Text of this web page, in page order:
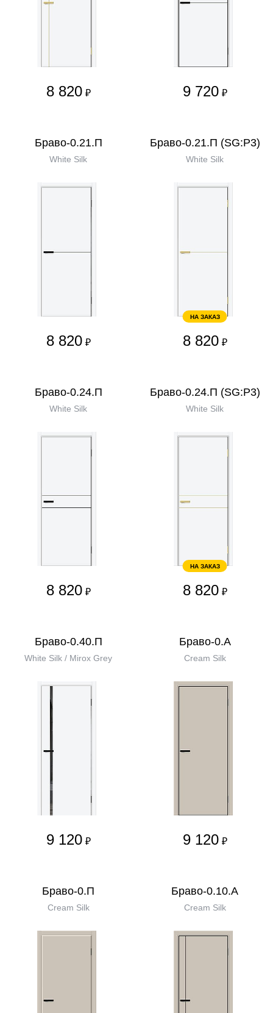
8 820 ₽ 9 720 ₽
Браво-0.21.П
White Silk
8 820 ₽
Браво-0.21.П (SG:P3)
White Silk
НА ЗАКАЗ
8 820 ₽
Браво-0.24.П
White Silk
8 820 ₽
Браво-0.24.П (SG:P3)
White Silk
НА ЗАКАЗ
8 820 ₽
Браво-0.40.П
White Silk / Mirox Grey
9 120 ₽
Браво-0.А
Cream Silk
9 120 ₽
Браво-0.П
Cream Silk
Браво-0.10.А
Cream Silk